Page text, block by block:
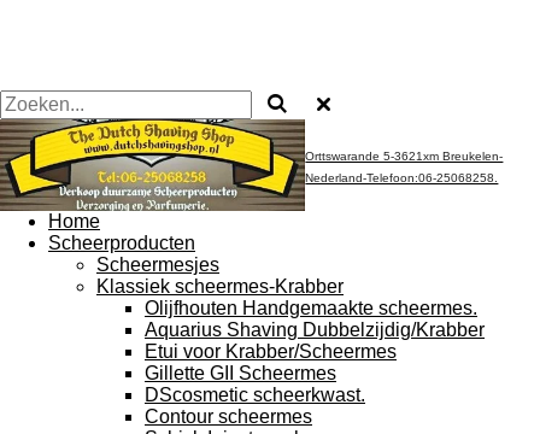
Orttswarande 5-3621xm Breukelen-
Nederland-Telefoon:06-25068258.
Home
Scheerproducten
Scheermesjes
Klassiek scheermes-Krabber
Olijfhouten Handgemaakte scheermes.
Aquarius Shaving Dubbelzijdig/Krabber
Etui voor Krabber/Scheermes
Gillette GII Scheermes
DScosmetic scheerkwast.
Contour scheermes